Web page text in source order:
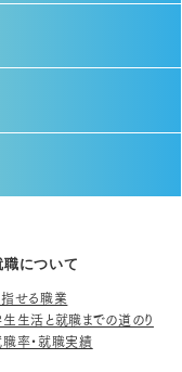
職について
せる職業
生活と就職までの道のり
率・就職実績